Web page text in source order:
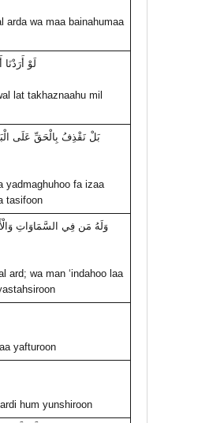
arda wa maa bainahumaa
لَوْ
lat takhaznaahu mil
بَلْ نَقْذِفُ بِالْحَقِّ عَلَى
yadmaghuhoo fa izaa
tasifoon
وَلَهُ مَن فِي السَّمَاوَاتِ
ard; wa man ‘indahoo laa
yafturoon
hum yunshiroon